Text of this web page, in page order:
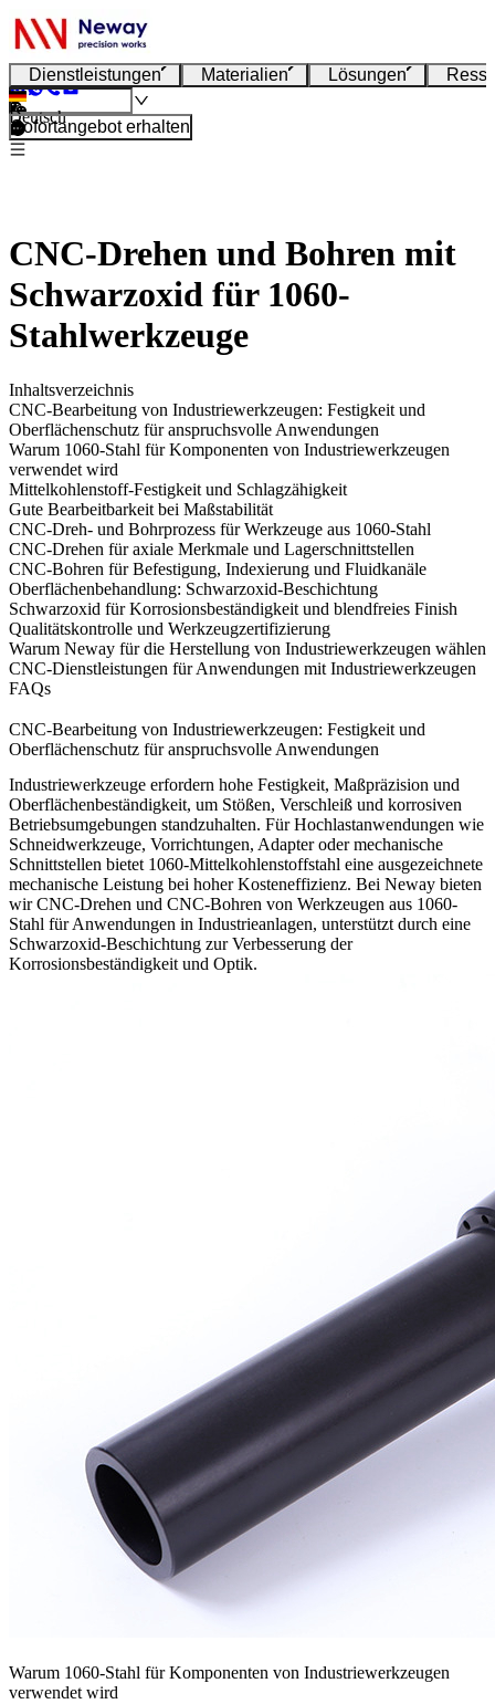
Dienstleistungen Materialien Lösungen
Deutsch
Sofortangebot erhalten
CNC-Drehen und Bohren mit
Schwarzoxid für 1060-
Stahlwerkzeuge
Inhaltsverzeichnis
CNC-Bearbeitung von Industriewerkzeugen: Festigkeit und
Oberflächenschutz für anspruchsvolle Anwendungen
Warum 1060-Stahl für Komponenten von Industriewerkzeugen
verwendet wird
Mittelkohlenstoff-Festigkeit und Schlagzähigkeit
Gute Bearbeitbarkeit bei Maßstabilität
CNC-Dreh- und Bohrprozess für Werkzeuge aus 1060-Stahl
CNC-Drehen für axiale Merkmale und Lagerschnittstellen
CNC-Bohren für Befestigung, Indexierung und Fluidkanäle
Oberflächenbehandlung: Schwarzoxid-Beschichtung
Schwarzoxid für Korrosionsbeständigkeit und blendfreies Finish
Qualitätskontrolle und Werkzeugzertifizierung
Warum Neway für die Herstellung von Industriewerkzeugen wählen
CNC-Dienstleistungen für Anwendungen mit Industriewerkzeugen
FAQs
CNC-Bearbeitung von Industriewerkzeugen: Festigkeit und
Oberflächenschutz für anspruchsvolle Anwendungen
Industriewerkzeuge erfordern hohe Festigkeit, Maßpräzision und
Oberflächenbeständigkeit, um Stößen, Verschleiß und korrosiven
Betriebsumgebungen standzuhalten. Für Hochlastanwendungen wie
Schneidwerkzeuge, Vorrichtungen, Adapter oder mechanische
Schnittstellen bietet 1060-Mittelkohlenstoffstahl eine ausgezeichnete
mechanische Leistung bei hoher Kosteneffizienz. Bei Neway bieten
wirCNC-Drehen und CNC-Bohren von Werkzeugen aus 1060-
Stahl fürAnwendungen in Industrieanlagen, unterstützt durch eine
Schwarzoxid-Beschichtung zur Verbesserung der
Korrosionsbeständigkeit und Optik.
Warum 1060-Stahl für Komponenten von Industriewerkzeugen
verwendet wird